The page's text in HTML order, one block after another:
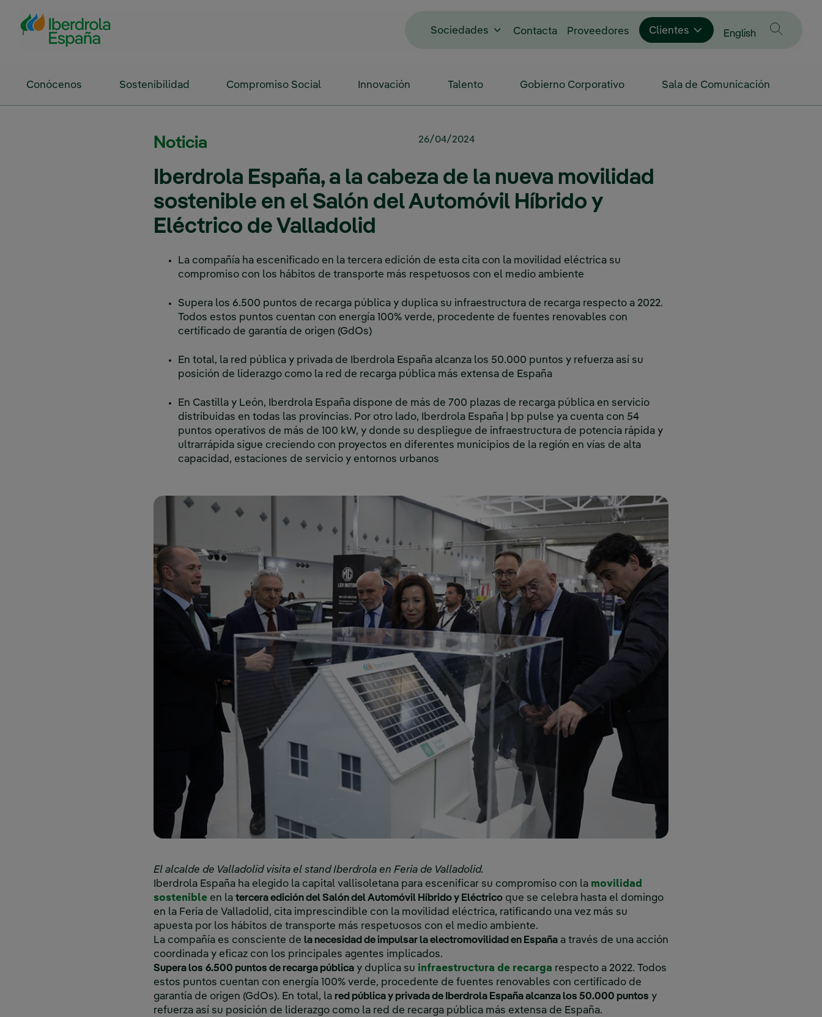
Saltar al contenido principal
Sociedades Contacta ProveedoresEnlace externo, se abre en ventana
Clientes Cambiar idioma a
English
Conócenos Sostenibilidad Compromiso Social Innovación Talento Gobierno Corporativo Sala de Comunicación
Noticia 26/04/2024
Iberdrola España, a la cabeza de la nueva movilidad
sostenible en el Salón del Automóvil Híbrido y
Eléctrico de Valladolid
La compañía ha escenificado en la tercera edición de esta cita con la movilidad eléctrica su
compromiso con los hábitos de transporte más respetuosos con el medio ambiente
Supera los 6.500 puntos de recarga pública y duplica su infraestructura de recarga respecto a 2022.
Todos estos puntos cuentan con energía 100% verde, procedente de fuentes renovables con
certificado de garantía de origen (GdOs)
En total, la red pública y privada de Iberdrola España alcanza los 50.000 puntos y refuerza así su
posición de liderazgo como la red de recarga pública más extensa de España
En Castilla y León, Iberdrola España dispone de más de 700 plazas de recarga pública en servicio
distribuidas en todas las provincias. Por otro lado, Iberdrola España | bp pulse ya cuenta con 54
puntos operativos de más de 100 kW, y donde su despliegue de infraestructura de potencia rápida y
ultrarrápida sigue creciendo con proyectos en diferentes municipios de la región en vías de alta
capacidad, estaciones de servicio y entornos urbanos
El alcalde de Valladolid visita el stand Iberdrola en Feria de Valladolid.
Iberdrola España ha elegido la capital vallisoletana para escenificar su compromiso con la movilidad
sostenibleEnlace externo, se abre en ventana nueva.
en la tercera edición del Salón del Automóvil Híbrido y Eléctrico que se celebra hasta el domingo
en la Feria de Valladolid, cita imprescindible con la movilidad eléctrica, ratificando una vez más su
apuesta por los hábitos de transporte más respetuosos con el medio ambiente.
La compañía es consciente de la necesidad de impulsar la electromovilidad en España a través de una acción
coordinada y eficaz con los principales agentes implicados.
Supera los 6.500 puntos de recarga pública y duplica su infraestructura de recarga Enlace externo, se abre en ventana nueva.
respecto a 2022. Todos
estos puntos cuentan con energía 100% verde, procedente de fuentes renovables con certificado de
garantía de origen (GdOs). En total, la red pública y privada de Iberdrola España alcanza los 50.000 puntos y
refuerza así su posición de liderazgo como la red de recarga pública más extensa de España.